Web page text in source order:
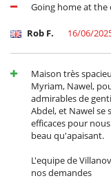
Going home at the
Rob F. 16/06/
Maison très
Myriam, Nawel,
admirables de
Abdel, et Nawel
efficaces pour
beau qu'apaisant.
L'equipe de
nos demandes